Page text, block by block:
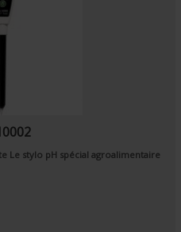
Le stylo pH spécial agroalimentaire